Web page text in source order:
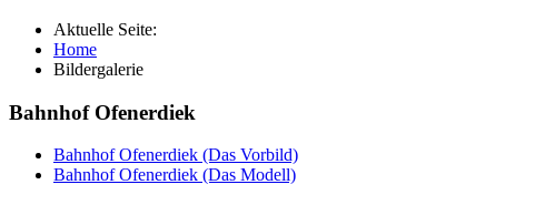
Aktuelle Seite:
Home
Bildergalerie
Bahnhof Ofenerdiek
Bahnhof Ofenerdiek (Das Vorbild)
Bahnhof Ofenerdiek (Das Modell)